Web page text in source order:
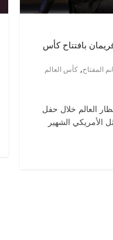
بافتتاح كأس
المفتاح, كأس العالم
العالم خلال حفل